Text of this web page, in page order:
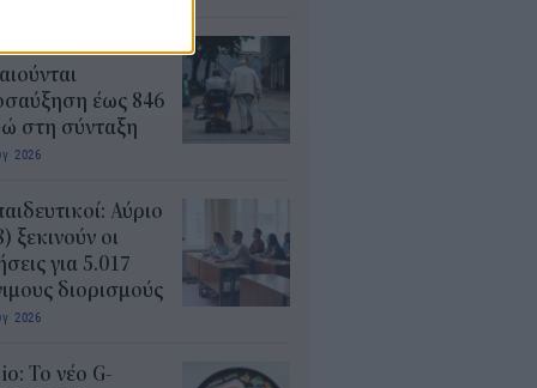
Ποιοι
έως 846
στη σύνταξη
2026
Αύριο
ξεκινούν οι
για 5.017
διορισμούς
2026
Το νέο G-